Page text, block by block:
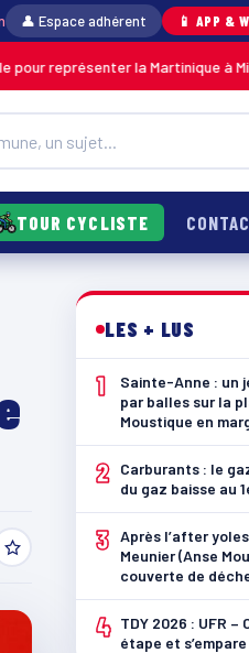
👤 Espace adhérent 📱 APP &
la Martinique à Miss World
TOUR CYCLISTE
LES + LUS
1
Sainte-Anne : un
par balles sur la
Moustique en
2
Carburants : le
du gaz baisse au
3 Après l’after
Meunier (Anse
couverte de
4 TDY 2026 : UFR
étape et